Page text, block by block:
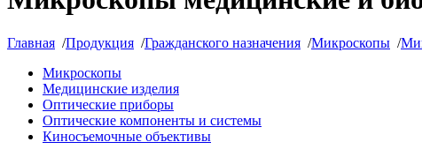
Главная /Продукция /Гражданского назначения /Микроскопы /
Микроскопы
Медицинские изделия
Оптические приборы
Оптические компоненты и системы
Киносъемочные объективы